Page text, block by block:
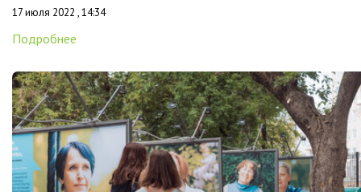
17 июля 2022 , 14:34
Подробнее